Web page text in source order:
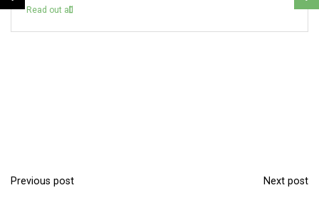
Read out all
P
Previous post Next post